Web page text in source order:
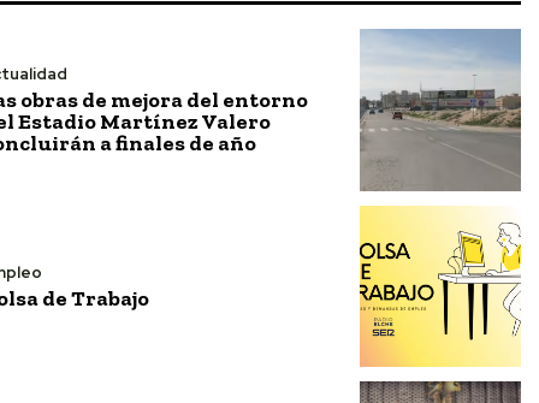
obras de mejora del entorno
Estadio Martínez Valero
a finales de año
de Trabajo